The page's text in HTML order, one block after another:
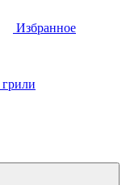
Избранное